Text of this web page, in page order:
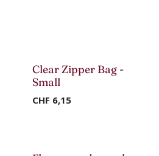
Nouveau !
Clear Zipper Bag -
Small
CHF 6,15